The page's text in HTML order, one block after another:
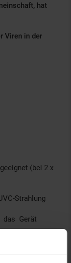
hat
Viren in der
(bei 2 x
Strahlung
Gerät